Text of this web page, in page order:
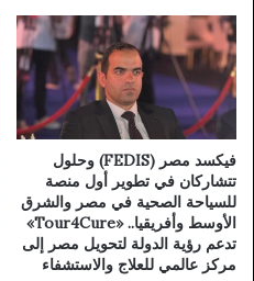
فيكسد مصر (FEDIS) وحلول
تتشاركان في تطوير أول منصة
للسياحة الصحية في مصر والشرق
الأوسط وأفريقيا.. «Tour4Cure»
تدعم رؤية الدولة لتحويل مصر إلى
مركز عالمي للعلاج والاستشفاء